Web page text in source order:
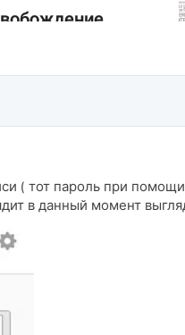
( тот пароль при
в данный момент